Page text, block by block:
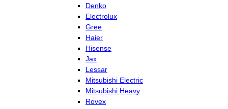
Denko
Electrolux
Gree
Haier
Hisense
Jax
Lessar
Mitsubishi Electric
Mitsubishi Heavy
Rovex